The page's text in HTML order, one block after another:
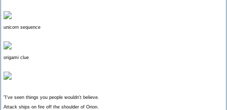
unicorn sequence
origami clue
"I've seen things you people wouldn't believe.
Attack ships on fire off the shoulder of Orion.